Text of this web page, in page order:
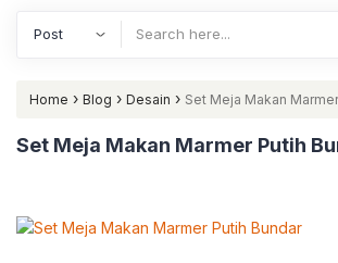
Home › Blog › Desain › Set Meja Makan
Set Meja Makan Marmer Putih